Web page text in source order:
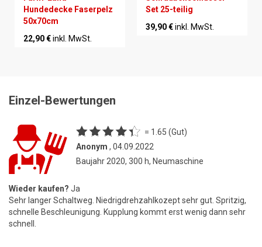
Hundedecke Faserpelz
50x70cm
22,90 €inkl. MwSt.
Set 25-teilig
39,90 €inkl. MwSt.
Einzel-Bewertungen
= 1.65 (Gut)
Anonym , 04.09.2022
Baujahr 2020, 300 h, Neumaschine
Wieder kaufen? Ja
Sehr langer Schaltweg. Niedrigdrehzahlkozept sehr gut. Spritzig,
schnelle Beschleunigung. Kupplung kommt erst wenig dann sehr
schnell.